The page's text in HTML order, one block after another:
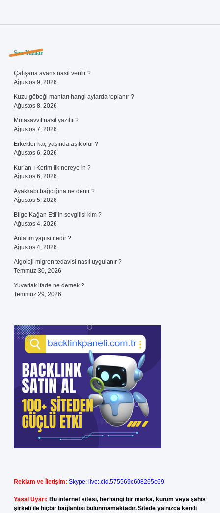
Sidebar
Son Yazılar
Çalışana avans nasıl verilir ?
Ağustos 9, 2026
Kuzu göbeği mantarı hangi aylarda toplanır ?
Ağustos 8, 2026
Mutasavvıf nasıl yazılır ?
Ağustos 7, 2026
Erkekler kaç yaşında aşık olur ?
Ağustos 6, 2026
Kur’an-ı Kerim ilk nereye in ?
Ağustos 6, 2026
Ayakkabı bağcığına ne denir ?
Ağustos 5, 2026
Bilge Kağan Etil’in sevgilisi kim ?
Ağustos 4, 2026
Anlatım yapısı nedir ?
Ağustos 4, 2026
Algoloji migren tedavisi nasıl uygulanır ?
Temmuz 30, 2026
Yuvarlak ifade ne demek ?
Temmuz 29, 2026
Reklam ve İletişim: Skype: live:.cid.575569c608265c69
Yasal Uyarı: Bu internet sitesi, herhangi bir marka, kurum veya şahıs
şirketi ile hiçbir bağlantısı bulunmamaktadır. Sitede yalnızca kendi